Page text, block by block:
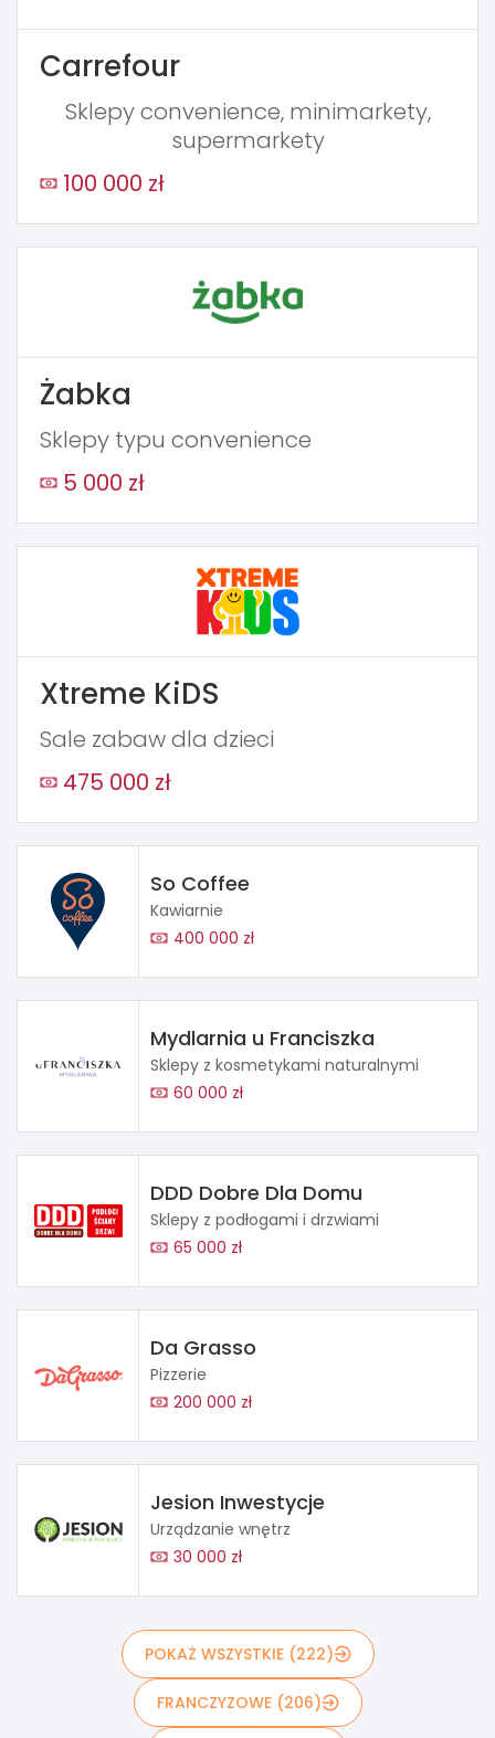
Carrefour
Sklepy convenience, minimarkety,
supermarkety
100 000 zł
Żabka
Sklepy typu convenience
5 000 zł
Xtreme KiDS
Sale zabaw dla dzieci
475 000 zł
So Coffee
Kawiarnie
400 000 zł
Mydlarnia u Franciszka
Sklepy z kosmetykami naturalnymi
60 000 zł
DDD Dobre Dla Domu
Sklepy z podłogami i drzwiami
65 000 zł
Da Grasso
Pizzerie
200 000 zł
Jesion Inwestycje
Urządzanie wnętrz
30 000 zł
POKAŻ WSZYSTKIE (222)
FRANCZYZOWE (206)